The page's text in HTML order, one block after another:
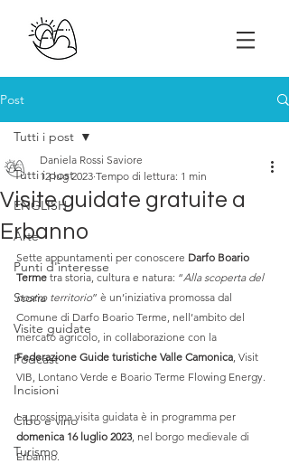
Post
Tutti i post
ENGLISH
Arte
Punti d'interesse
Storia
Visite guidate
Podcast
Incisioni
Cibo e vino
Turismo
Tutti i post
Visite guidate gratuite a
Erbanno
Daniela Rossi Saviore
12 lug 2023 Tempo di lettura: 1 min
Sette appuntamenti per conoscere Darfo Boario
Terme tra storia, cultura e natura: “Alla scoperta del
nostro territorio” è un’iniziativa promossa dal
Comune di Darfo Boario Terme, nell’ambito del
mercato agricolo, in collaborazione con la
Federazione Guide turistiche Valle Camonica, Visit
VIB, Lontano Verde e Boario Terme Flowing Energy.
La prossima visita guidata è in programma per
domenica 16 luglio 2023, nel borgo medievale di
Erbanno.